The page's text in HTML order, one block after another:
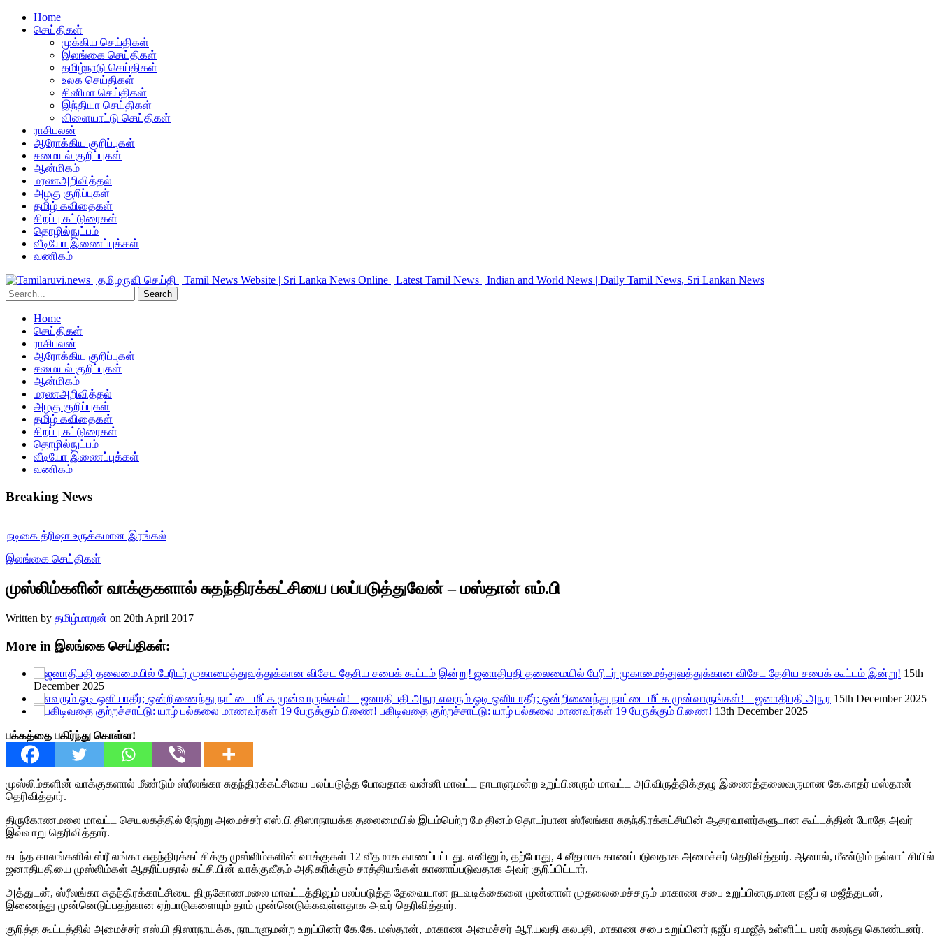
Home
செய்திகள்
முக்கிய செய்திகள்
இலங்கை செய்திகள்
தமிழ்நாடு செய்திகள்
உலக செய்திகள்
சினிமா செய்திகள்
இந்தியா செய்திகள்
விளையாட்டு செய்திகள்
ராசிபலன்
ஆரோக்கிய குறிப்புகள்
சமையல் குறிப்புகள்
ஆன்மிகம்
மரணஅறிவித்தல்
அழகு குறிப்புகள்
தமிழ் கவிதைகள்
சிறப்பு கட்டுரைகள்
தொழில்நுட்பம்
வீடியோ இணைப்புக்கள்
வணிகம்
Home
செய்திகள்
ராசிபலன்
ஆரோக்கிய குறிப்புகள்
சமையல் குறிப்புகள்
ஆன்மிகம்
மரணஅறிவித்தல்
அழகு குறிப்புகள்
தமிழ் கவிதைகள்
சிறப்பு கட்டுரைகள்
தொழில்நுட்பம்
வீடியோ இணைப்புக்கள்
வணிகம்
Breaking News
த்ரிஷா உருக்கமான இரங்கல்
தேர்தல் வழக்கு தள்ளுபடி
ஒன்றை கற்றுக்கொள்ள வேண்டும்”.. ஆளுநர் அர்லேக்கர்
சிக்கிய அரோரா.. கழுவி ஊற்றிய பிக்பாஸ்!
முகாமைத்துவத்துக்கான விசேட தேசிய சபைக் கூட்டம் இன்று!
இலங்கை செய்திகள்
முஸ்லிம்களின் வாக்குகளால் சுதந்திரக்கட்சியை பலப்படுத்துவேன் – மஸ்தான் எம்.பி
Written by தமிழ்மாறன் on 20th April 2017
More in இலங்கை செய்திகள்:
ஜனாதிபதி தலைமையில் பேரிடர் முகாமைத்துவத்துக்கான விசேட தேசிய சபைக் கூட்டம் இன்று! 15th
December 2025
எவரும் ஓடி ஒளியாதீர்; ஒன்றிணைந்து நாட்டை மீட்க முன்வாருங்கள்! – ஜனாதிபதி அநுர 15th December 2025
பகிடிவதை குற்றச்சாட்டு: யாழ் பல்கலை மாணவர்கள் 19 பேருக்கும் பிணை! 13th December 2025
பக்கத்தை பகிர்ந்து கொள்ள!
முஸ்லிம்களின் வாக்குகளால் மீண்டும் ஸ்ரீலங்கா சுதந்திரக்கட்சியை பலப்படுத்த போவதாக வன்னி மாவட்ட நாடாளுமன்ற உறுப்பினரும் மாவட்ட அபிவிருத்திக்குழு இணைத்தலைவருமான கே.காதர் மஸ்தான்
தெரிவித்தார்.
திருகோணமலை மாவட்ட செயலகத்தில் நேற்று அமைச்சர் எஸ்.பி திஸாநாயக்க தலைமையில் இடம்பெற்ற மே தினம் தொடர்பான ஸ்ரீலங்கா சுதந்திரக்கட்சியின் ஆதரவாளர்களுடான கூட்டத்தின் போதே அவர்
இவ்வாறு தெரிவித்தார்.
கடந்த காலங்களில் ஸ்ரீ லங்கா சுதந்திரக்கட்சிக்கு முஸ்லிம்களின் வாக்குகள் 12 வீதமாக காணப்பட்டது. எனினும், தற்போது, 4 வீதமாக காணப்படுவதாக அமைச்சர் தெரிவித்தார். ஆனால், மீண்டும் நல்லாட்சியில்
ஜனாதிபதியை முஸ்லிம்கள் ஆதரிப்பதால் கட்சியின் வாக்குவீதம் அதிகரிக்கும் சாத்தியங்கள் காணாப்படுவதாக அவர் குறிப்பிட்டார்.
அத்துடன், ஸ்ரீலங்கா சுதந்திரக்காட்சியை திருகோணமலை மாவட்டத்திலும் பலப்படுத்த தேவையான நடவடிக்கைளை முன்னாள் முதலைமைச்சரும் மாகாண சபை உறுப்பினருமான நஜீப் ஏ மஜீத்துடன்,
இணைந்து முன்னெடுப்பதற்கான ஏற்பாடுகளையும் தாம் முன்னெடுக்கவுள்ளதாக அவர் தெரிவித்தார்.
குறித்த கூட்டத்தில் அமைச்சர் எஸ்.பி திஸாநாயக்க, நாடாளுமன்ற உறுப்பினர் கே.கே. மஸ்தான், மாகாண அமைச்சர் ஆரியவதி கலபதி, மாகாண சபை உறுப்பினர் நஜீப் ஏ.மஜீத் உள்ளிட்ட பலர் கலந்து கொண்டனர்.